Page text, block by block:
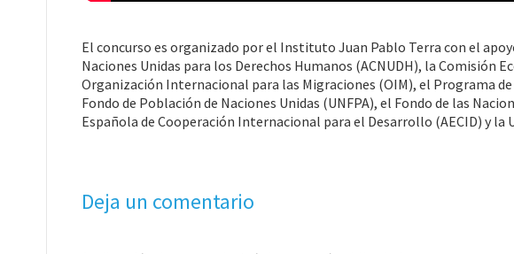
El concurso es organizado por el Instituto Juan Pablo Terra con el
Naciones Unidas para los Derechos Humanos (ACNUDH), la Comisión
Organización Internacional para las Migraciones (OIM), el Programa
Fondo de Población de Naciones Unidas (UNFPA), el Fondo de las
Española de Cooperación Internacional para el Desarrollo (AECID) y la
Deja un comentario